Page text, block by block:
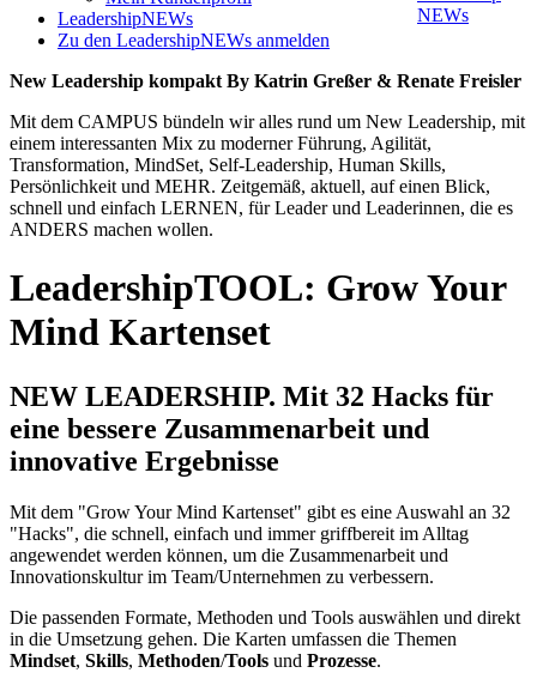
LeadershipNEWs
Zu den LeadershipNEWs anmelden
New Leadership kompakt By Katrin Greßer & Renate Freisler
Mit dem CAMPUS bündeln wir alles rund um New Leadership, mit
einem interessanten Mix zu moderner Führung, Agilität,
Transformation, MindSet, Self-Leadership, Human Skills,
Persönlichkeit und MEHR. Zeitgemäß, aktuell, auf einen Blick,
schnell und einfach LERNEN, für Leader und Leaderinnen, die es
ANDERS machen wollen.
LeadershipTOOL: Grow Your
Mind Kartenset
NEW LEADERSHIP. Mit 32 Hacks für
eine bessere Zusammenarbeit und
innovative Ergebnisse
Mit dem "Grow Your Mind Kartenset" gibt es eine Auswahl an 32
"Hacks", die schnell, einfach und immer griffbereit im Alltag
angewendet werden können, um die Zusammenarbeit und
Innovationskultur im Team/Unternehmen zu verbessern.
Die passenden Formate, Methoden und Tools auswählen und direkt
in die Umsetzung gehen. Die Karten umfassen die Themen
Mindset, Skills, Methoden/Tools und Prozesse.
NEWs